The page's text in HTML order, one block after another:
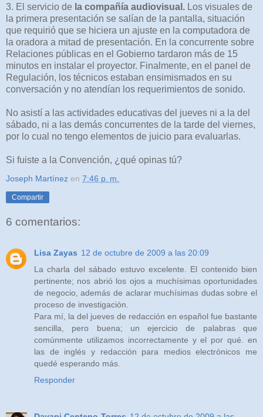
3. El servicio de la compañía audiovisual. Los visuales de
la primera presentación se salían de la pantalla, situación
que requirió que se hiciera un ajuste en la computadora de
la oradora a mitad de presentación. En la concurrente sobre
Relaciones públicas en el Gobierno tardaron más de 15
minutos en instalar el proyector. Finalmente, en el panel de
Regulación, los técnicos estaban ensimismados en su
conversación y no atendían los requerimientos de sonido.
No asistí a las actividades educativas del jueves ni a la del
sábado, ni a las demás concurrentes de la tarde del viernes,
por lo cual no tengo elementos de juicio para evaluarlas.
Si fuiste a la Convención, ¿qué opinas tú?
Joseph Martínez en 7:46 p. m.
Compartir
6 comentarios:
Lisa Zayas 12 de octubre de 2009 a las 20:09
La charla del sábado estuvo excelente. El contenido bien
pertinente; nos abrió los ojos a muchísimas oportunidades
de negocio, además de aclarar muchísimas dudas sobre el
proceso de investigación.
Para mí, la del jueves de redacción en español fue bastante
sencilla, pero buena; un ejercicio de palabras que
comúnmente utilizamos incorrectamente y el por qué. en
las de inglés y redacción para medios electrónicos me
quedé esperando más.
Responder